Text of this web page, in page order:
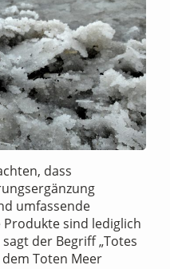
dass
umfassende
sind lediglich
der Begriff „Totes
dem Toten Meer